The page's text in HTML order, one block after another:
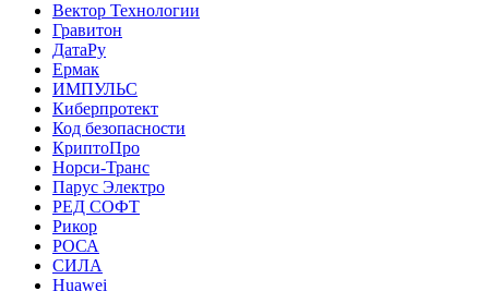
Вектор Технологии
Гравитон
ДатаРу
Ермак
ИМПУЛЬС
Киберпротект
Код безопасности
КриптоПро
Норси-Транс
Парус Электро
РЕД СОФТ
Рикор
РОСА
СИЛА
Huawei